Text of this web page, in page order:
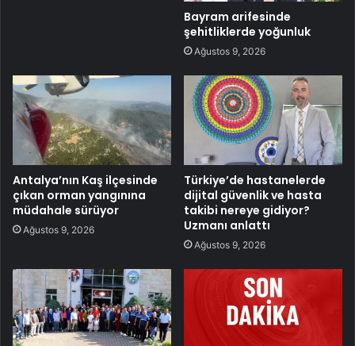
Bayram arifesinde
şehitliklerde yoğunluk
Ağustos 9, 2026
Antalya’nın Kaş ilçesinde
çıkan orman yangınına
müdahale sürüyor
Ağustos 9, 2026
Türkiye’de hastanelerde
dijital güvenlik ve hasta
takibi nereye gidiyor?
Uzmanı anlattı
Ağustos 9, 2026